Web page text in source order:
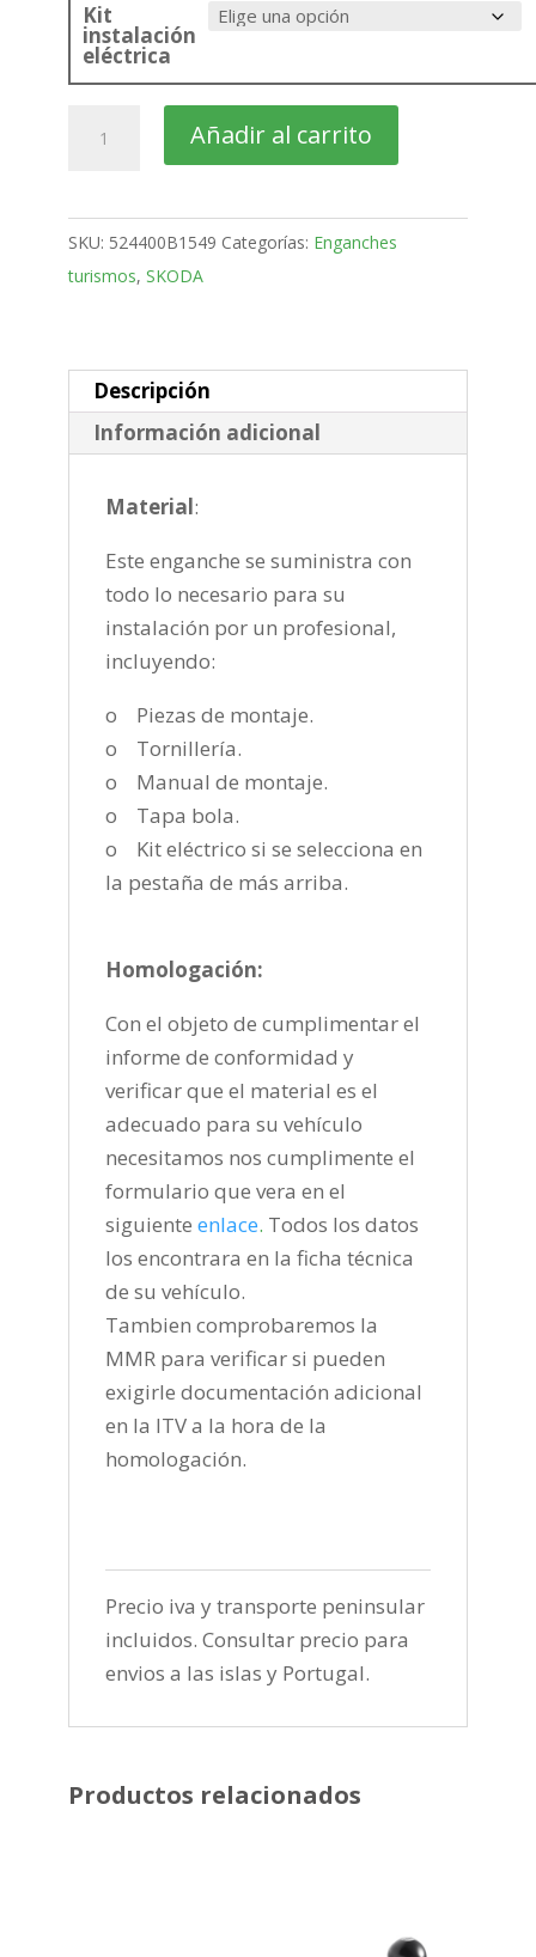
Kit
instalación
eléctrica
Bola
fija
de
Añadir al carrito
SKU: 524400B1549 Categorías: Enganches
turismos, SKODA
Descripción
Información adicional
Material:
Este enganche se suministra con
todo lo necesario para su
instalación por un profesional,
incluyendo:
o Piezas de montaje.
o Tornillería.
o Manual de montaje.
o Tapa bola.
o Kit eléctrico si se selecciona en
la pestaña de más arriba.
Homologación:
Con el objeto de cumplimentar el
informe de conformidad y
verificar que el material es el
adecuado para su vehículo
necesitamos nos cumplimente el
formulario que vera en el
siguiente enlace. Todos los datos
los encontrara en la ficha técnica
de su vehículo.
Tambien comprobaremos la
MMR para verificar si pueden
exigirle documentación adicional
en la ITV a la hora de la
homologación.
Precio iva y transporte peninsular
incluidos. Consultar precio para
envios a las islas y Portugal.
Productos relacionados